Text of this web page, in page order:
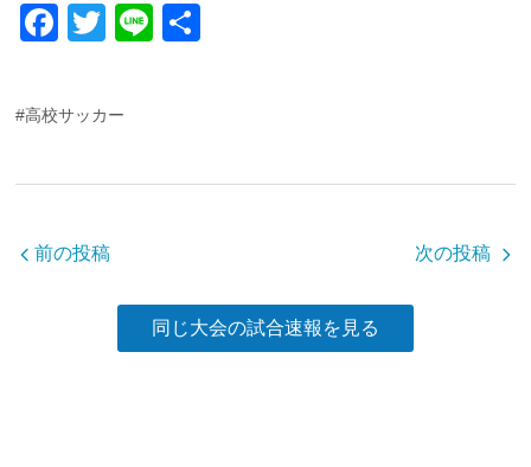
F
c
e
b
o
T
Li
#高校サッカー
前の投稿 次の投稿
同じ大会の試合速報を見る